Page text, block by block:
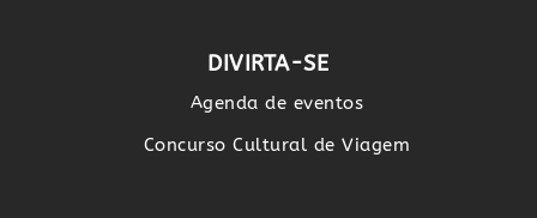
DIVIRTA-SE
Agenda de eventos
Concurso Cultural de Viagem